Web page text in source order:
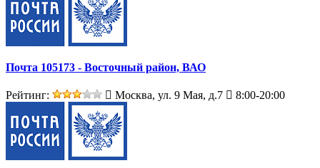
Почта 105173 - Восточный район, ВАО
Рейтинг: Москва, ул. 9 Мая, д.7 8:00-20:00